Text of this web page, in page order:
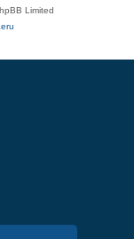
Limited